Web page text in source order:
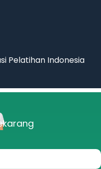
Pelatihan Indonesia